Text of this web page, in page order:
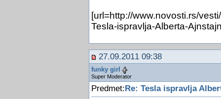
[url=http://www.novosti.rs/
Tesla-ispravlja-Alberta-
27.09.2011 09:38
funky girl
Super Moderator
Predmet:Re: Tesla ispravlja